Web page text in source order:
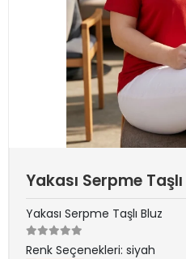
Yakası Serpme
Yakası Serpme Taşlı Bluz
Renk Seçenekleri: siyah